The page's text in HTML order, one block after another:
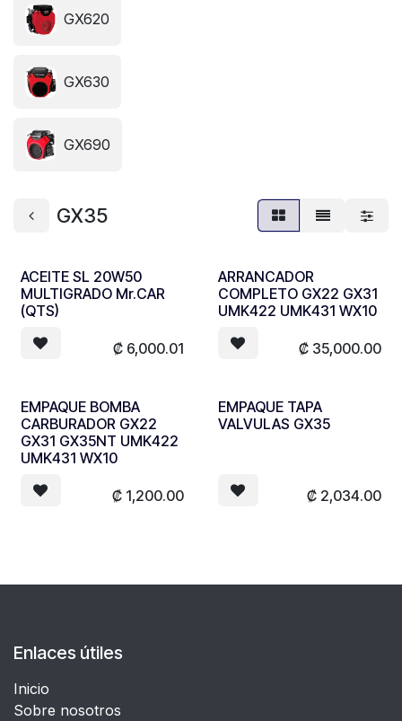
GX620
GX630
GX690
GX35
ACEITE SL 20W50
MULTIGRADO Mr.CAR
(QTS)
₡ 6,000.01
ARRANCADOR
COMPLETO GX22 GX31
UMK422 UMK431 WX10
₡ 35,000.00
EMPAQUE BOMBA
CARBURADOR GX22
GX31 GX35NT UMK422
UMK431 WX10
₡ 1,200.00
EMPAQUE TAPA
VALVULAS GX35
₡ 2,034.00
Enlaces útiles
Inicio
Sobre nosotros